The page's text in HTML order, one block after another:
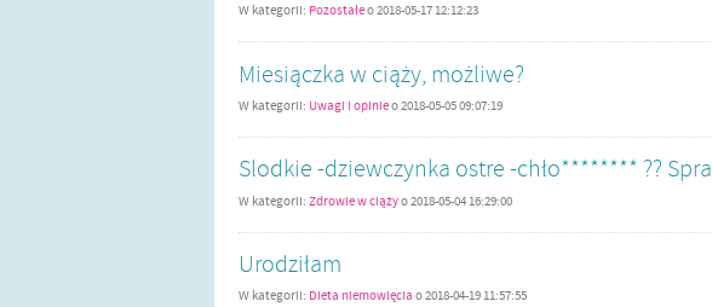
W kategorii: Pozostałeo2018-05-17 12:12:23
Miesiączka w ciąży, możliwe?
W kategorii: Uwagi i opinieo2018-05-05 09:07:19
Slodkie -dziewczynka ostre -chło******** ??
W kategorii: Zdrowie w ciążyo2018-05-04 16:29:00
Urodziłam
W kategorii: Dieta niemowlęcia o2018-04-19 11:57:55